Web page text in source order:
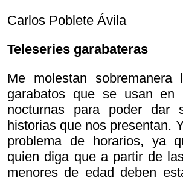
Carlos Poblete Ávila
Teleseries garabateras
Me molestan sobremanera
garabatos que se usan en
nocturnas para poder dar
historias que nos presentan.
problema de horarios, ya
quien diga que a partir de
menores de edad deben